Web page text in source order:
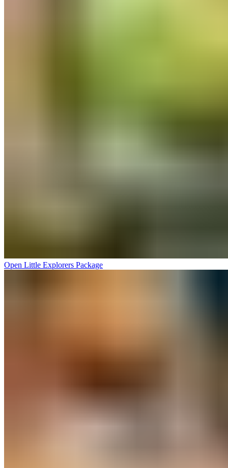
Open Little Explorers Package​​​​‌ ‍ ​‍​‍‌‍ ‌ ​‍‌‍‍‌‌‍‌ ‌‍‍‌‌‍ ‍​‍​‍​ ‍‍​‍​‍‌ ​ ‌‍​‌‌‍ ‍‌‍‍‌‌ ‌​‌ ‍‌​‍ ‍‌‍‍‌‌‍ ​‍​‍​‍ ​​‍​‍‌‍‍​‌ ​‍‌‍‌‌‌‍‌‍​‍​‍​ ‍‍​‍​‍‌‍‍​‌ ‌​‌ ‌​‌ ​​‌ ​ ​ ‍‍​‍ ​‍ ‌‍ ​​‍ ‌‌‍​‌‌‍ ‍‌‍‌​​‍ ‌‌ ​‍​‍ ‌‌‍‍​‌‍ ‌ ‌​‌‍‌‌‌‍ ​‌ ​ ​‍ ‌‌ ​ ‌ ‌​‌ ‌‌‌‍‌​‌‍‍‌‌‍ ​‍ ‍‌ ‌‍‌‍‌‌‌ ​‍‌‍​ ‌‍‌‌‌‍ ​​‍ ‍‌‍​‌‌ ​​‌ ​​​‍ ‌‍‍‌‌‍ ‍‌ ‌​‌‍‌‌‌‍ ‍‌ ‌​​‍ ‌‍‌‌‌‍‌​‌‍‍‌‌ ‌​​‍ ‌‍ ‌‌‍ ‌‍‌​‌‍‌‌​ ‌‌ ​​‌ ​‍‌‍‌‌‌ ​ ‌‍‌‌‌‍ ‍‌ ‌​‌‍​‌‌ ‌​‌‍‍‌‌‍ ‌‍ ‍​ ‍ ‌‍‍‌‌‍‌​​ ‌​ ‍‌​ ​‌​ ‌‍​ ‌‍​ ‍‌‌‍‌​‌‍​‌​ ​​​‍ ‌​ ‌‍‌‍​ ‌‍​ ‌‍​ ​‍ ‌​ ‌​​ ‍‌​ ‌​​ ‌‍​‍ ‌‌‍​‌​ ​‍​ ‌ ​ ‌​​‍ ‌‌‍​‌‌‍​ ‌‍​‍​ ‍‌‌‍​‍​ ​ ‌‍‌‌‌‍​ ​ ​ ‌‍‌​​ ‌ ‌‍​ ​ ‍ ‌ ‌​‌ ‍‌‌ ​​‌‍‌‌​ ‌‌‍‍​‌‍ ‌ ‌​‌‍‌‌‌‍ ​‌‌​ ‌‍‍‌‌ ‌​‌‍‌‌‌‌​​‌‍​‌‌‍‌ ‌‍‌‌​ ‍ ‌ ​​‌‍​‌‌ ‌​‌‍‍​​ ‌‌ ​​‌‍​‌‌‍‌ ‌‍‌‌‌​​‍‌ ‌‌‌‍‍‌‌‍ ​‌‍‌​‌‍‌‌‌ ​‍​‍‌‌​ ‌‌‌​​‍‌‌ ‌‍‍ ‌‍‌‌‌ ‍‌​‍‌‌​ ​ ‌​‌​​‍‌‌​ ​ ‌​‌​​‍‌‌​ ​‍​ ​‍​ ‍​​ ​ ​ ‍​​ ‌ ​ ‍​​ ​‌​ ‌‍‌‍​ ‌‍‌‌​ ‌​​ ​‍‌‍​‌​‍‌‌​ ​‍​ ​‍​‍‌‌​ ‌‌‌​‌​​‍ ‍‌‍​ ‌‍ ‌‍ ‍‌ ‌​‌‍‌‌‌‍ ‍‌ ‌​​‍‌‌​ ‌‌‌​​‍‌‌ ‌‍‍ ‌‍‌‌‌ ‍‌​‍‌‌​ ​ ‌​‌​​‍‌‌​ ​ ‌​‌​​‍‌‌​ ​‍​ ​‍‌‍‌‍​ ​‍‌‍‌‌​ ​​​ ​​​ ​​​ ‌​‌‍​‍​ ‍​​ ‍‌​ ‌‌​ ​ ​‍‌‌​ ​‍​ ​‍​‍‌‌​ ‌‌‌​‌​​‍ ‍‌ ‌​‌‍‍‌‌ ‌​‌‍ ​‌‍‌‌​ ‌‍​‍‌‍​‌‌ ​ ‌‍‌‌‌‌‌‌‌ ​‍‌‍ ​​ ‌‌‍‍​‌ ‌​‌ ‌​‌ ​​‌ ​ ​‍‌‌​ ​ ‌​​‌​‍‌‌​ ​‍‌​‌‍​‍‌‌​ ​‍‌​‌‍‌‍ ​​‍ ‌‌‍​‌‌‍ ‍‌‍‌​​‍ ‌‌ ​‍​‍ ‌‌‍‍​‌‍ ‌ ‌​‌‍‌‌‌‍ ​‌ ​ ​‍ ‌‌ ​ ‌ ‌​‌ ‌‌‌‍‌​‌‍‍‌‌‍ ​‍ ‍‌ ‌‍‌‍‌‌‌ ​‍‌‍​ ‌‍‌‌‌‍ ​​‍ ‍‌‍​‌‌ ​​‌ ​​​‍‌‍‌‍‍‌‌‍‌​​ ‌​ ‍‌​ ​‌​ ‌‍​ ‌‍​ ‍‌‌‍‌​‌‍​‌​ ​​​‍ ‌​ ‌‍‌‍​ ‌‍​ ‌‍​ ​‍ ‌​ ‌​​ ‍‌​ ‌​​ ‌‍​‍ ‌‌‍​‌​ ​‍​ ‌ ​ ‌​​‍ ‌‌‍​‌‌‍​ ‌‍​‍​ ‍‌‌‍​‍​ ​ ‌‍‌‌‌‍​ ​ ​ ‌‍‌​​ ‌ ‌‍​ ​‍‌‍‌ ‌​‌ ‍‌‌ ​​‌‍‌‌​ ‌‌‍‍​‌‍ ‌ ‌​‌‍‌‌‌‍ ​‌‌​ ‌‍‍‌‌ ‌​‌‍‌‌‌‌​​‌‍​‌‌‍‌ ‌‍‌‌​‍‌‍‌ ​​‌‍​‌‌ ‌​‌‍‍​​ ‌‌ ​​‌‍​‌‌‍‌ ‌‍‌‌‌​​‍‌ ‌‌‌‍‍‌‌‍ ​‌‍‌​‌‍‌‌‌ ​‍​‍‌‌​ ‌‌‌​​‍‌‌ ‌‍‍ ‌‍‌‌‌ ‍‌​‍‌‌​ ​ ‌​‌​​‍‌‌​ ​ ‌​‌​​‍‌‌​ ​‍​ ​‍​ ‍​​ ​ ​ ‍​​ ‌ ​ ‍​​ ​‌​ ‌‍‌‍​ ‌‍‌‌​ ‌​​ ​‍‌‍​‌​‍‌‌​ ​‍​ ​‍​‍‌‌​ ‌‌‌​‌​​‍ ‍‌‍​ ‌‍ ‌‍ ‍‌ ‌​‌‍‌‌‌‍ ‍‌ ‌​​‍‌‌​ ‌‌‌​​‍‌‌ ‌‍‍ ‌‍‌‌‌ ‍‌​‍‌‌​ ​ ‌​‌​​‍‌‌​ ​ ‌​‌​​‍‌‌​ ​‍​ ​‍‌‍‌‍​ ​‍‌‍‌‌​ ​​​ ​​​ ​​​ ‌​‌‍​‍​ ‍​​ ‍‌​ ‌‌​ ​ ​‍‌‌​ ​‍​ ​‍​‍‌‌​ ‌‌‌​‌​​‍ ‍‌ ‌​‌‍‍‌‌ ‌​‌‍ ​‌‍‌‌​‍‌‍‌ ​​‌‍‌‌‌ ​‍‌ ​ ‌ ​​‌‍‌‌‌‍​ ‌ ‌​‌‍‍‌‌ ‌‍‌‍‌‌​ ‌‌ ​​‌ ‌‌‌‍​‍‌‍ ​‌‍‍‌‌ ​ ‌‍‍​‌‍‌‌‌‍‌​​‍​‍‌ ‌